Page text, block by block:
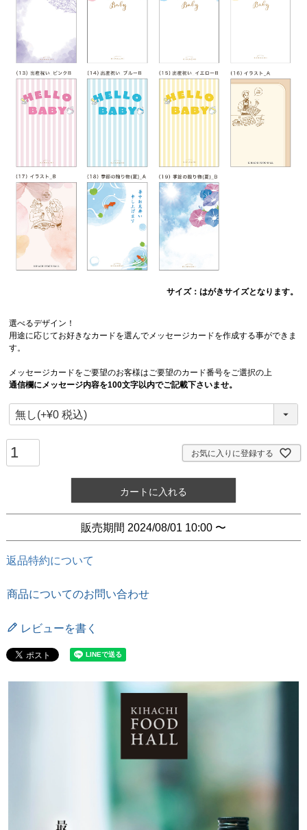
サイズ：はがきサイズとなります。
選べるデザイン！
用途に応じてお好きなカードを選んでメッセージカードを作成する事ができま
す。
メッセージカードをご要望のお客様はご要望のカード番号をご選択の上
通信欄にメッセージ内容を100文字以内でご記載下さいませ。
お気に入りに登録する
カートに入れる
販売期間 2024/08/01 10:00 〜
返品特約について
商品についてのお問い合わせ
レビューを書く